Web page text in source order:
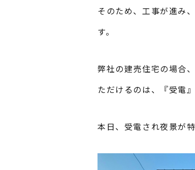
そのため、工事が進み
す。
弊社の建売住宅の場合
ただけるのは、『受電
本日、受電され夜景が